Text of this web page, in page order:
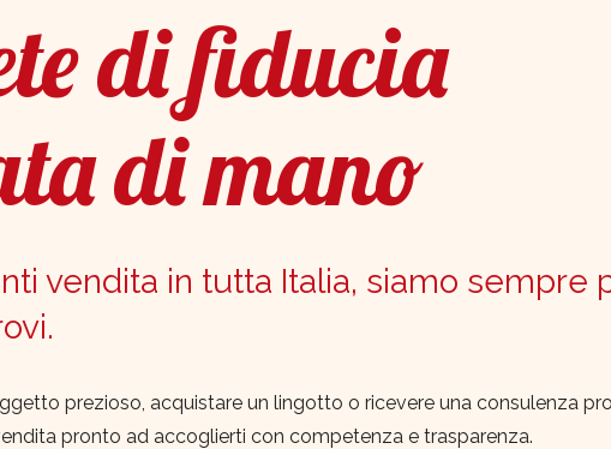
di fiducia
di mano
vendita in tutta Italia, siamo sempre
prezioso, acquistare un lingotto o ricevere una consulenza
pronto ad accoglierti con competenza e trasparenza.